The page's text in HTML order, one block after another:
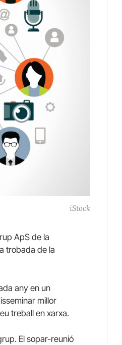
iStock
ApS de la
trobada de la
any en un
millor
treball en xarxa.
El sopar-reunió